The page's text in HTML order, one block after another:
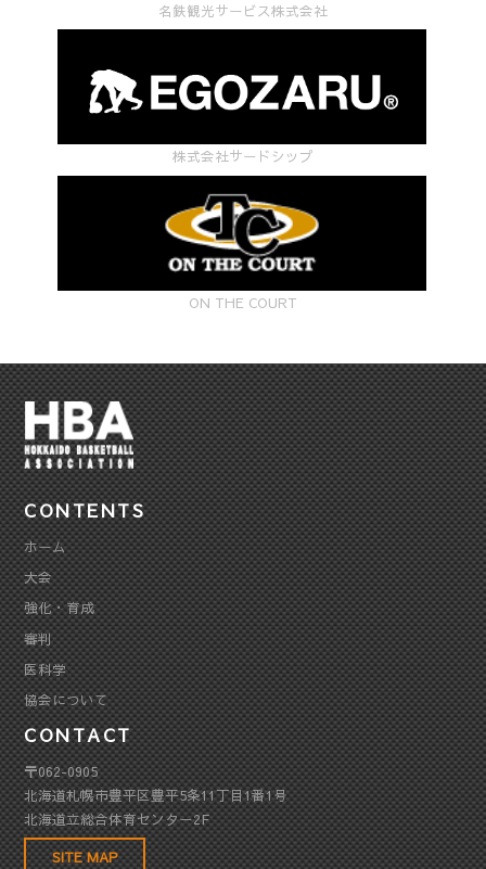
名鉄観光サービス株式会社
株式会社サードシップ
ON THE COURT
CONTENTS
ホーム
大会
強化・育成
審判
医科学
協会について
CONTACT
〒062-0905
北海道札幌市豊平区豊平5条11丁目1番1号
北海道立総合体育センター2F
SITE MAP